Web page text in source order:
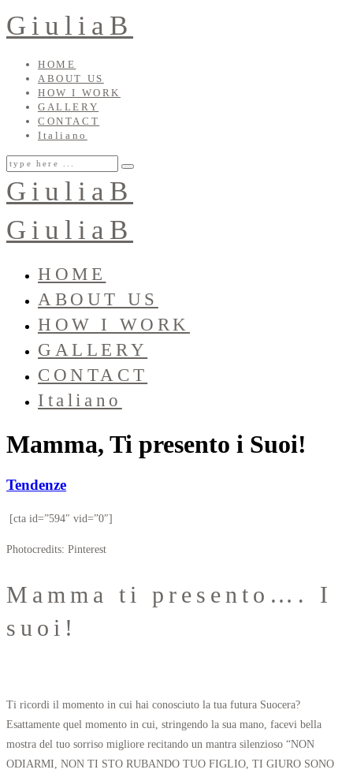
GiuliaB
HOME
ABOUT US
HOW I WORK
GALLERY
CONTACT
Italiano
GiuliaB
GiuliaB
HOME
ABOUT US
HOW I WORK
GALLERY
CONTACT
Italiano
Mamma, Ti presento i Suoi!
Tendenze
[cta id=”594″ vid=”0″]
Photocredits: Pinterest
Mamma ti presento…. I
suoi!
Ti ricordi il momento in cui hai conosciuto la tua futura Suocera?
Esattamente quel momento in cui, stringendo la sua mano, facevi bella
mostra del tuo sorriso migliore recitando un mantra silenzioso “NON
ODIARMI, NON TI STO RUBANDO TUO FIGLIO, TI GIURO SONO